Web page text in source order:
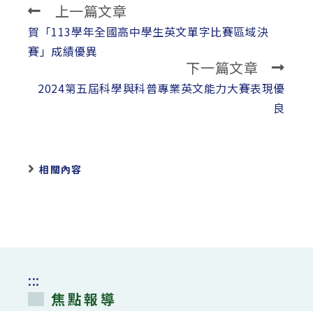
Read
more
articles
上一篇文章
賀「113學年全國高中學生英文單字比賽區域決
賽」成績優異
下一篇文章
2024第五屆科學與科普專業英文能力大賽表現優
良
相關內容
:::
焦點報導